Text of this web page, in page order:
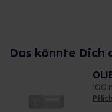
Das könnte Dich
100